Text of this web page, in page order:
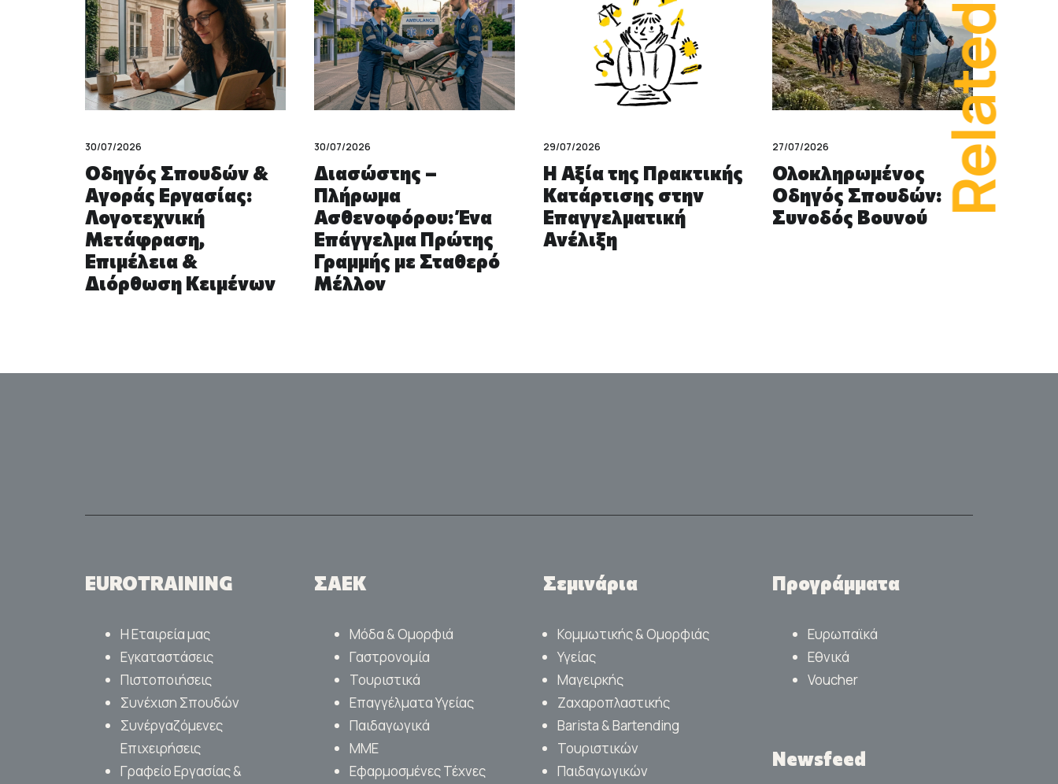
30/07/2026
Οδηγός Σπουδών &
Αγοράς Εργασίας:
Λογοτεχνική
Μετάφραση,
Επιμέλεια &
Διόρθωση Κειμένων
30/07/2026
Διασώστης –
Πλήρωμα
Ασθενοφόρου: Ένα
Επάγγελμα Πρώτης
Γραμμής με Σταθερό
Μέλλον
29/07/2026
Η Αξία της Πρακτικής
Κατάρτισης στην
Επαγγελματική
Ανέλιξη
27/07/2026
Ολοκληρωμένος
Οδηγός Σπουδών:
Συνοδός Βουνού
Related
EUROTRAINING
Η Εταιρεία μας
Εγκαταστάσεις
Πιστοποιήσεις
Συνέχιση Σπουδών
Συνέργαζόμενες
Επιχειρήσεις
Γραφείο Εργασίας &
ΣΑΕΚ
Μόδα & Ομορφιά
Γαστρονομία
Τουριστικά
Επαγγέλματα Υγείας
Παιδαγωγικά
ΜΜΕ
Εφαρμοσμένες Τέχνες
Σεμινάρια
Κομμωτικής & Ομορφιάς
Υγείας
Μαγειρκής
Ζαχαροπλαστικής
Barista & Bartending
Τουριστικών
Παιδαγωγικών
Προγράμματα
Ευρωπαϊκά
Εθνικά
Voucher
Newsfeed